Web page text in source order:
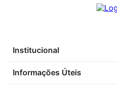
Institucional
Informações Úteis